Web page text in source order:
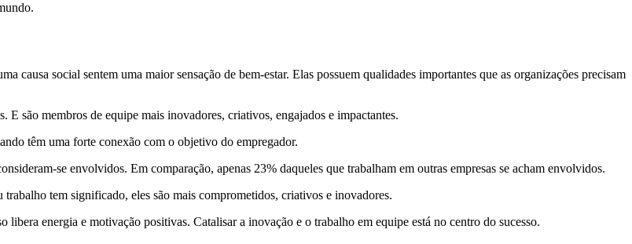
causa social sentem uma maior sensação de bem-estar. Elas possuem qualidades importantes que as organizações precisam
E são membros de equipe mais inovadores, criativos, engajados e impactantes.
têm uma forte conexão com o objetivo do empregador.
se envolvidos. Em comparação, apenas 23% daqueles que trabalham em outras empresas se acham envolvidos.
tem significado, eles são mais comprometidos, criativos e inovadores.
energia e motivação positivas. Catalisar a inovação e o trabalho em equipe está no centro do sucesso.